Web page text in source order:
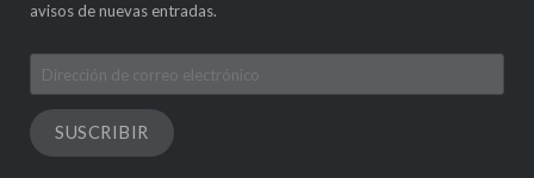
avisos de nuevas entradas.
Dirección
de
correo
electrónico
SUSCRIBIR